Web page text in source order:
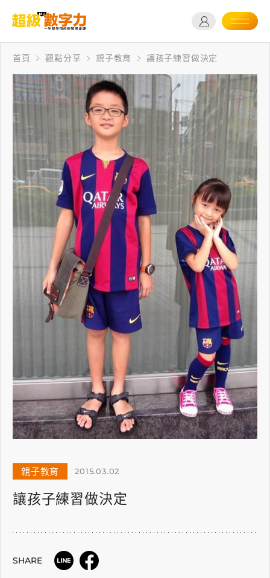
首頁 觀點分享 親子教育 讓孩子練習做決定
親子教育 2015.03.02
讓孩子練習做決定
SHARE